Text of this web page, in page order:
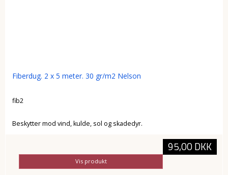
Fiberdug. 2 x 5 meter. 30 gr/m2 Nelson
fib2
Beskytter mod vind, kulde, sol og skadedyr.
95,00 DKK
Vis produkt